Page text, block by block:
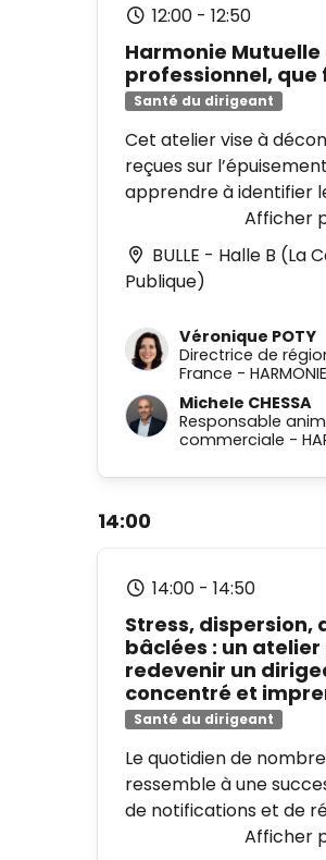
d’animation
Vert chez Bpifrance
12:00 - 12:50
Harmonie
professionnel, que
Santé du dirigeant
Cet atelier vise à
reçues sur
apprendre à identifier
coureurs et à découvrir
pratiques permettant
meilleur équilibre au
Animé par :
Régionale Harmonie
Chessa, Responsable
Entreprises pour la
Afficher
BULLE - Halle B (La
Publique)
Véronique POTY
Directrice de
France -
Michele CHESSA
Responsable
commerciale -
14:00
14:00 - 14:50
Stress, dispersion,
bâclées : un atelier
redevenir un
concentré et
Santé du dirigeant
Le quotidien de
ressemble à une
de notifications et de
grignotent leur lucidité.
Afficher